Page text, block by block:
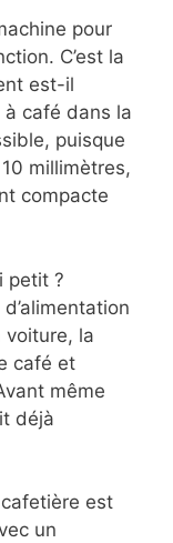
pour
C’est la
est-il
à café dans la
puisque
millimètres,
compacte
petit ?
voiture, la
café et
même
déjà
est
un